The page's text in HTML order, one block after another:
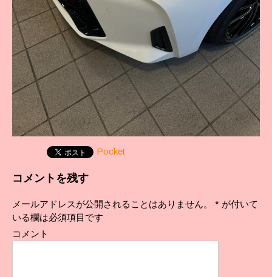
Pocket
コメントを残す
メールアドレスが公開されることはありません。 * が付いて
いる欄は必須項目です
コメント